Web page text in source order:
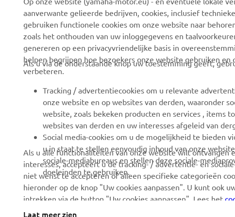
CORPORATE
Over ons
News
Evenementen
Press
Dealer worden
Mensenrechtenbeleid
Basisbeleid duurzaamheid
Klokkenluiderskanaal
VOOR BEDRIJVEN
eBike systemen
Autoriteiten
Eerste hulpverleners
Rijscholen
Robotics
Partnerschappen
Technische informatie
voor onafhankelijke
dealers
Yamalube
aanverwante gelieerde bedrijven, cookies, inclusief
gebruiken functionele cookies om onze website naar
zoals het onthouden van uw inloggegevens en
genereren op een privacyvriendelijke basis in
helpen begrijpen hoe bezoekers onze website gebruiken
verbeteren.
Als u via de onderstaande knop uw toestemming geeft,
Tracking / advertentiecookies om u relevante
onze website en op websites van derden, waaronder
website, zoals bekeken producten en services , items
websites van derden en uw interesses afgeleid van
Social media-cookies om u de mogelijkheid te bieden
u in staat te stellen eenvoudig inhoud van onze
sociale-mediabureaus en stellen deze sociale-
doeleinden te gebruiken.
Als u alle functionaliteiten van onze website wilt
interesses, accepteert u de tracking- / advertentie- en
niet wenst te accepteren of alleen specifieke categorieën
hieronder op de knop "Uw cookies aanpassen". U kunt ook
intrekken via de button "Uw cookies aanpassen". Lees het
Laat meer zien